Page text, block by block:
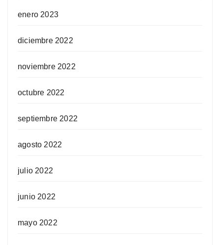
enero 2023
diciembre 2022
noviembre 2022
octubre 2022
septiembre 2022
agosto 2022
julio 2022
junio 2022
mayo 2022